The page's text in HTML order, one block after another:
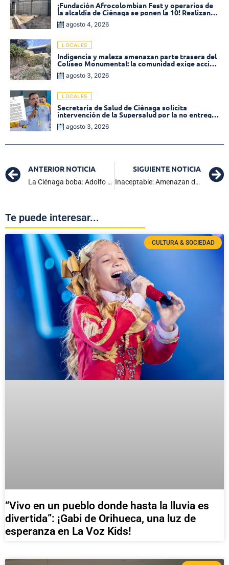
¡Fundación Afrocolombian Fest y operarios de
la alcaldía de Ciénaga se ponen la 10! Realizan
limpieza de la parte posterior del Coliseo
Monumental
agosto 4, 2026
LOCALES
Indigencia y maleza amenazan parte trasera del
Coliseo Monumental: la comunidad exige acción
inmediata!
agosto 3, 2026
LOCALES
Secretaría de Salud de Ciénaga solicita
intervención de la Supersalud por la no entrega
de medicamentos en las EPS
agosto 3, 2026
ANTERIOR NOTICIA
La Ciénaga boba: Adolfo Larios Noriega
SIGUIENTE NOTICIA
Inaceptable: Amenazan de muerte a tres figuras públicas del Magdalena en menos de una semana
Te puede interesar...
CULTURA & SOCIEDAD
“Vivo en un pueblo donde hasta la lluvia es
divertida”: ¡Gabi de Orihueca, una luz de
esperanza en La Voz Kids!